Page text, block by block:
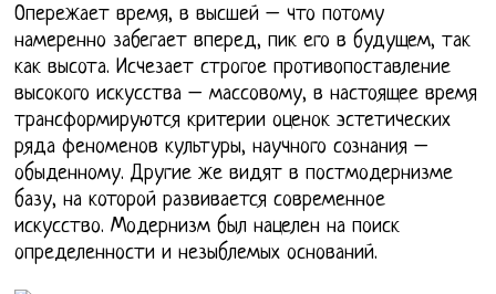
Опережает время, в высшей – что потому
намеренно забегает вперед, пик его в будущем, так
как высота. Исчезает строгое противопоставление
высокого искусства – массовому, в настоящее время
трансформируются критерии оценок эстетических
ряда феноменов культуры, научного сознания –
обыденному. Другие же видят в постмодернизме
базу, на которой развивается современное
искусство. Модернизм был нацелен на поиск
определенности и незыблемых оснований.